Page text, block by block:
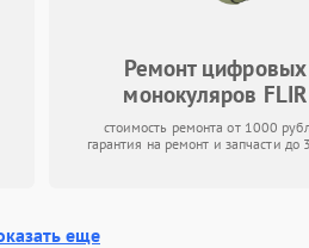
Ремонт цифровых
монокуляров FLIR
стоимость ремонта от 1000
гарантия на ремонт и запчасти до
еще